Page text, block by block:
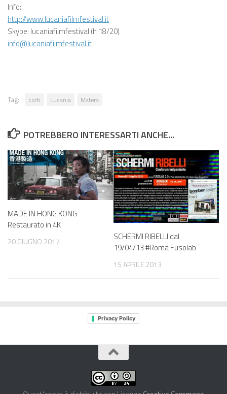
Info:
http://www.lucaniafilmfestival.it
Skype: lucaniafilmfestival (h 18/20)
info@lucaniafilmfestival.it
Tag: corti Lucania Matera
POTREBBERO INTERESSARTI ANCHE...
MADE IN HONG KONG
Restaurato in 4K
20 GIUGNO 2017
SCHERMI RIBELLI dal
19/04/13 #Roma Fusolab
15 APRILE 2013
Privacy Policy